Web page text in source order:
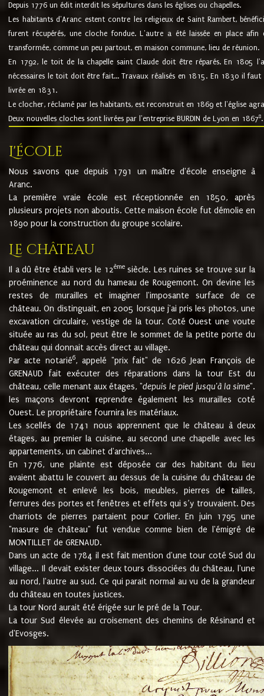
Depuis 1776 un édit interdit les sépultures dans les églises ou chapelles.
Les habitants d'Aranc estent contre les religieux de Saint Rambert,
furent récupérés, une cloche fondue. L'autre a été laissée en place
transformée, comme un peu partout, en maison commune, lieu de réunion.
En 1792, le toit de la chapelle saint Claude doit être réparés. En 1805
nécessaires le toit doit être fait... Travaux réalisés en 1815. En 1830 il
livrée en 1831.
Le clocher, réclamé par les habitants, est reconstruit en 1869 et l'église
Deux nouvelles cloches sont livrées par l'entreprise BURDIN de Lyon en 18678.
L'école
Nous savons que depuis 1791 un maître d'école enseigne à
Aranc.
La première vraie école est réceptionnée en 1850, après
plusieurs projets non aboutis. Cette maison école fut démolie en
1890 pour la construction du groupe scolaire.
Le château
Il a dû être établi vers le 12èmesiècle. Les ruines se trouve sur la
proéminence au nord du hameau de Rougemont. On devine les
restes de murailles et imaginer l'imposante surface de ce
château. On distinguait, en 2005 lorsque j'ai pris les photos, une
excavation circulaire, vestige de la tour. Coté Ouest une voute
située au ras du sol, peut être le sommet de la petite porte du
château qui donnait accès direct au village.
Par acte notarié6, appelé "prix fait" de 1626 Jean François de
GRENAUD fait exécuter des réparations dans la tour Est du
château, celle menant aux étages, "depuis le pied jusqu'à la sime".
les maçons devront reprendre également les murailles coté
Ouest. Le propriétaire fournira les matériaux.
Les scellés de 1741 nous apprennent que le château à deux
étages, au premier la cuisine, au second une chapelle avec les
appartements, un cabinet d'archives...
En 1776, une plainte est déposée car des habitant du lieu
avaient abattu le couvert au dessus de la cuisine du château de
Rougemont et enlevé les bois, meubles, pierres de tailles,
ferrures des portes et fenêtres et effets qui s’y trouvaient. Des
charriots de pierres partaient pour Corlier. En juin 1795 une
"masure de château" fut vendue comme bien de l'émigré de
MONTILLET de GRENAUD.
Dans un acte de 1784 il est fait mention d'une tour coté Sud du
village... Il devait exister deux tours dissociées du château, l'une
au nord, l'autre au sud. Ce qui parait normal au vu de la grandeur
du château en toutes justices.
La tour Nord aurait été érigée sur le pré de la Tour.
La tour Sud élevée au croisement des chemins de Résinand et
d'Evosges.